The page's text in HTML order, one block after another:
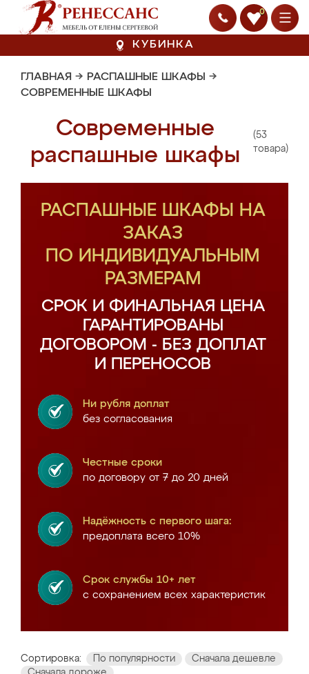
0
КУБИНКА
ГЛАВНАЯ → РАСПАШНЫЕ ШКАФЫ →
СОВРЕМЕННЫЕ ШКАФЫ
Современные
распашные шкафы
(53
товара)
РАСПАШНЫЕ ШКАФЫ НА
ЗАКАЗ
ПО ИНДИВИДУАЛЬНЫМ
РАЗМЕРАМ
СРОК И ФИНАЛЬНАЯ ЦЕНА
ГАРАНТИРОВАНЫ
ДОГОВОРОМ - БЕЗ ДОПЛАТ
И ПЕРЕНОСОВ
Ни рубля доплат
без согласования
Честные сроки
по договору от 7 до 20 дней
Надёжность с первого шага:
предоплата всего 10%
Срок службы 10+ лет
с сохранением всех характеристик
Сортировка: По популярности
Сначала дешевле